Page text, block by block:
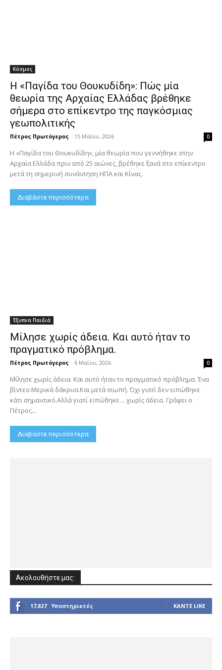
Κόσμος
Η «Παγίδα του Θουκυδίδη»: Πώς μία
θεωρία της Αρχαίας Ελλάδας βρέθηκε
σήμερα στο επίκεντρο της παγκόσμιας
γεωπολιτικής
Πέτρος Πρωτόγερος - 15 Μαΐου, 2026 0
Η «Παγίδα του Θουκυδίδη», μία θεωρία που γεννήθηκε στην
Αρχαία Ελλάδα πριν από 25 αιώνες, βρέθηκε ξανά στο επίκεντρο
μετά τη σημερινή συνάντηση ΗΠΑ και Κίνας.
Διαβάστε περισσότερα
Έξυπνα Παιδιά
Μίλησε χωρίς άδεια. Και αυτό ήταν το
πραγματικό πρόβλημα.
Πέτρος Πρωτόγερος - 6 Μαΐου, 2026 0
Μίλησε χωρίς άδεια. Και αυτό ήταν το πραγματικό πρόβλημα. Ένα
βίντεο.Μερικά δάκρυα.Και μετά σιωπή. Όχι γιατί δεν ειπώθηκε
κάτι σημαντικό.Αλλά γιατί ειπώθηκε… χωρίς άδεια. Γράφει ο
Πέτρος...
Διαβάστε περισσότερα
Ακολουθήστε μας:
17,827 Υποστηρικτές ΚΆΝΤΕ LIKE